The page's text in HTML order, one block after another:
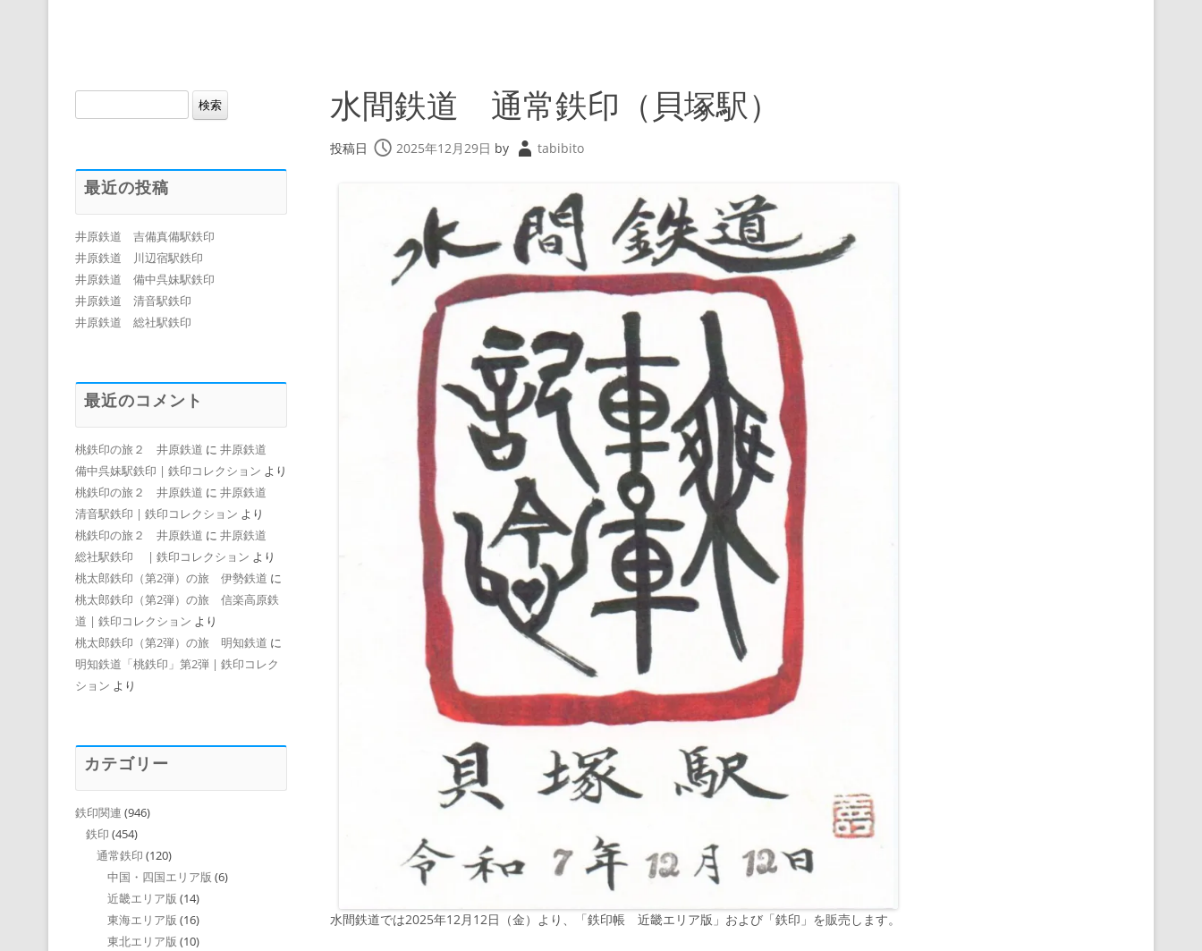
水間鉄道 通常鉄印（貝塚駅）
投稿日 2025年12月29日 by tabibito
水間鉄道では2025年12月12日（金）より、「鉄印帳 近畿エリア版」および「鉄印」を販売します。
索:
最近の投稿
井原鉄道 吉備真備駅鉄印
井原鉄道 川辺宿駅鉄印
井原鉄道 備中呉妹駅鉄印
井原鉄道 清音駅鉄印
井原鉄道 総社駅鉄印
最近のコメント
桃鉄印の旅２ 井原鉄道 に 井原鉄道
備中呉妹駅鉄印 | 鉄印コレクション より
桃鉄印の旅２ 井原鉄道 に 井原鉄道
清音駅鉄印 | 鉄印コレクション より
桃鉄印の旅２ 井原鉄道 に 井原鉄道
総社駅鉄印 | 鉄印コレクション より
桃太郎鉄印（第2弾）の旅 伊勢鉄道 に
桃太郎鉄印（第2弾）の旅 信楽高原鉄
道 | 鉄印コレクション より
桃太郎鉄印（第2弾）の旅 明知鉄道 に
明知鉄道「桃鉄印」第2弾 | 鉄印コレク
ション より
カテゴリー
鉄印関連 (946)
鉄印 (454)
通常鉄印 (120)
中国・四国エリア版 (6)
近畿エリア版 (14)
東海エリア版 (16)
東北エリア版 (10)